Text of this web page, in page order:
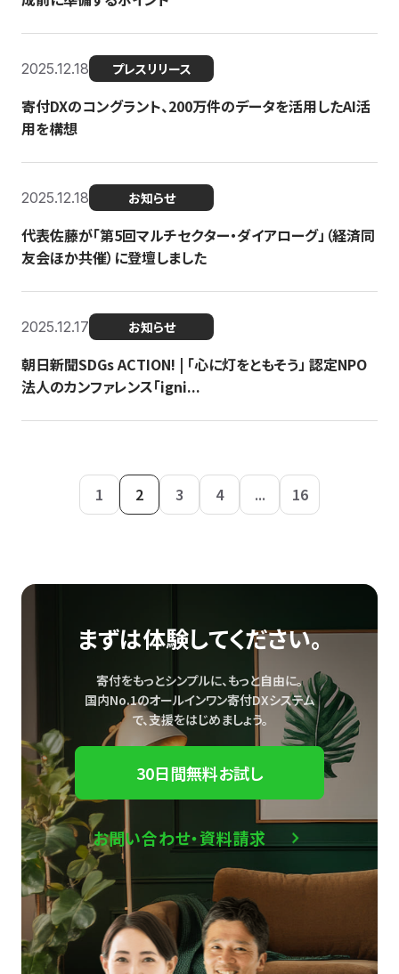
2025.12.18 プレスリリース
寄付DXのコングラント、200万件のデータを活用したAI活
用を構想
2025.12.18 お知らせ
代表佐藤が「第5回マルチセクター・ダイアローグ」（経済同
友会ほか共催）に登壇しました
2025.12.17 お知らせ
朝日新聞SDGs ACTION! | 「心に灯をともそう」 認定NPO
法人のカンファレンス「igni...
1 2 3 4 ... 16
まずは体験してください。
寄付をもっとシンプルに、もっと自由に。
国内No.1のオールインワン寄付DXシステム
で、支援をはじめましょう。
30日間無料お試し
お問い合わせ・資料請求